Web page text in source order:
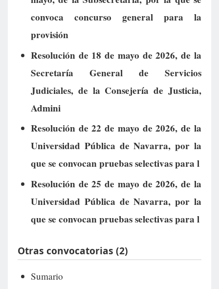
convoca concurso general para la
provisión
Resolución de 18 de mayo de 2026, de la
Secretaría General de Servicios
Judiciales, de la Consejería de Justicia,
Admini
Resolución de 22 de mayo de 2026, de la
Universidad Pública de Navarra, por la
que se convocan pruebas selectivas para l
Resolución de 25 de mayo de 2026, de la
Universidad Pública de Navarra, por la
que se convocan pruebas selectivas para l
Otras convocatorias (2)
Sumario